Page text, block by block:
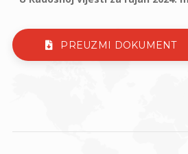
PREUZMI DOKUMENT